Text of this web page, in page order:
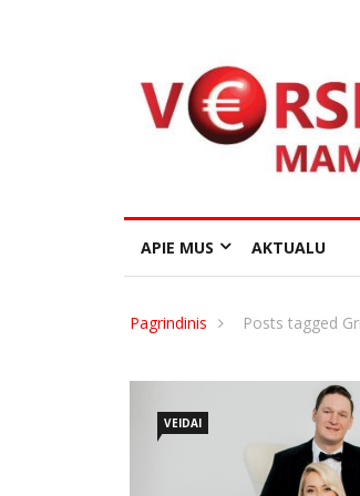
APIE MUS AKTUALU
Pagrindinis Posts tagged
VEIDAI